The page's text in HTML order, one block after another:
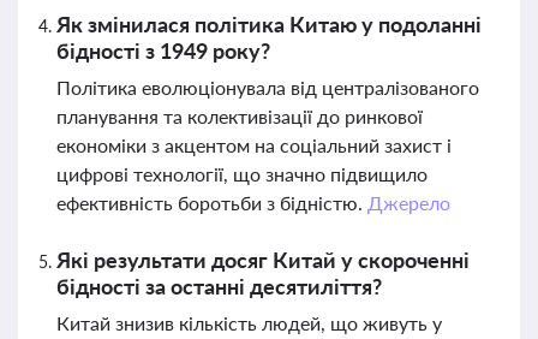
Як змінилася політика Китаю у подоланні
бідності з 1949 року?
Політика еволюціонувала від централізованого
планування та колективізації до ринкової
економіки з акцентом на соціальний захист і
цифрові технології, що значно підвищило
ефективність боротьби з бідністю. Джерело
Які результати досяг Китай у скороченні
бідності за останні десятиліття?
Китай знизив кількість людей, що живуть у